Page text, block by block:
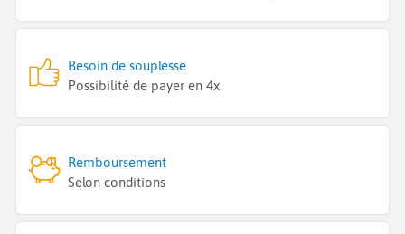
Besoin de souplesse
Possibilité de payer en 4x
Remboursement
Selon conditions